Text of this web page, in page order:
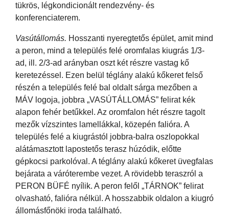
tükrös, légkondicionált rendezvény- és
konferenciaterem.
Vasútállomás. Hosszanti nyeregtetős épület, amit mind
a peron, mind a település felé oromfalas kiugrás 1/3-
ad, ill. 2/3-ad arányban oszt két részre vastag kő
keretezéssel. Ezen belül téglány alakú kőkeret felső
részén a település felé bal oldalt sárga mezőben a
MÁV logoja, jobbra „VASÚTÁLLOMÁS” felirat kék
alapon fehér betűkkel. Az oromfalon hét részre tagolt
mezők vízszintes lamellákkal, közepén falióra. A
település felé a kiugrástól jobbra-balra oszlopokkal
alátámasztott lapostetős terasz húzódik, előtte
gépkocsi parkolóval. A téglány alakú kőkeret üvegfalas
bejárata a váróterembe vezet. A rövidebb teraszról a
PERON BÜFÉ nyílik. A peron felől „TÁRNOK” felirat
olvasható, falióra nélkül. A hosszabbik oldalon a kiugró
állomásfőnöki iroda található.